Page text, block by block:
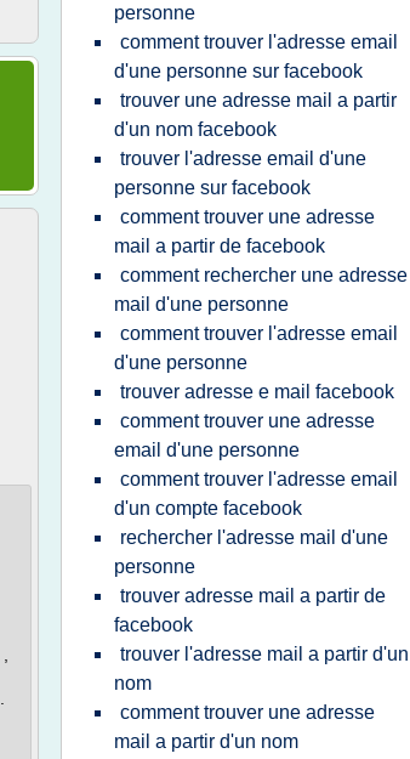
personne
comment trouver l'adresse email
d'une personne sur facebook
trouver une adresse mail a partir
d'un nom facebook
trouver l'adresse email d'une
personne sur facebook
comment trouver une adresse
mail a partir de facebook
comment rechercher une adresse
mail d'une personne
comment trouver l'adresse email
d'une personne
trouver adresse e mail facebook
comment trouver une adresse
email d'une personne
comment trouver l'adresse email
d'un compte facebook
rechercher l'adresse mail d'une
personne
trouver adresse mail a partir de
facebook
trouver l'adresse mail a partir d'un
nom
comment trouver une adresse
mail a partir d'un nom